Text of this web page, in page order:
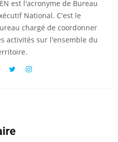
est l'acronyme de Bureau
National. C'est le
chargé de coordonner
activités sur l'ensemble du